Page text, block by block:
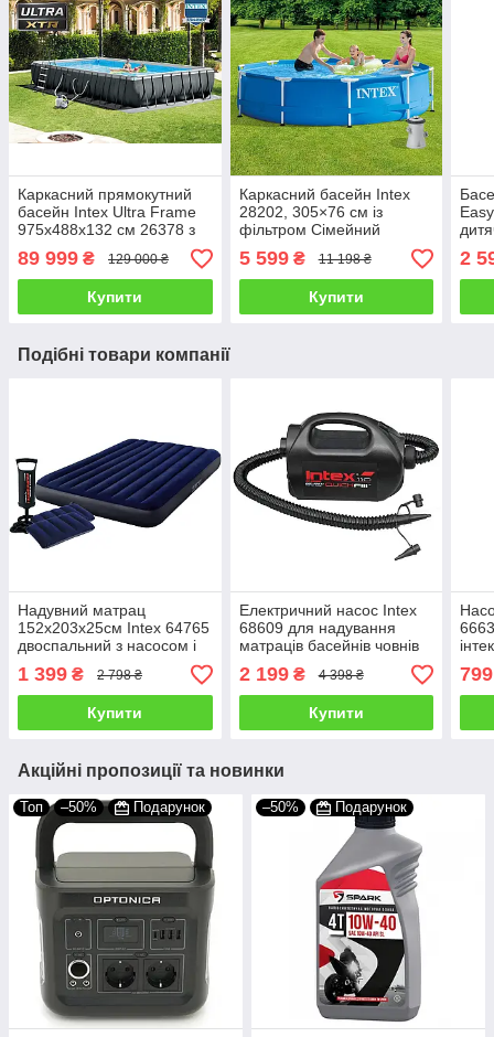
Каркасний прямокутний
басейн Intex Ultra Frame
975x488x132 см 26378 з
фільтром, Глибокий
великий для всієї родини
89 999 ₴ 129 000 ₴
Купити
Каркасний басейн Intex
28202, 305×76 см із
фільтром Сімейний
збірний круглий басейн
для дітей і дорослих
5 599₴ 11 198 ₴
Купити
для
2
Подібні товари компанії
Надувний матрац
152х203х25см Intex 64765
двоспальний з насосом і
подушками для плавання,
пляжу і моря
1 399 ₴ 2 798 ₴
Купити
Електричний насос Intex
68609 для надування
матраців басейнів човнів
прикурювача 1100 л/хв
2 199₴ 4 398 ₴
Купити
799
Акційні пропозиції та новинки
Топ –50% Подарунок –50% Подарунок